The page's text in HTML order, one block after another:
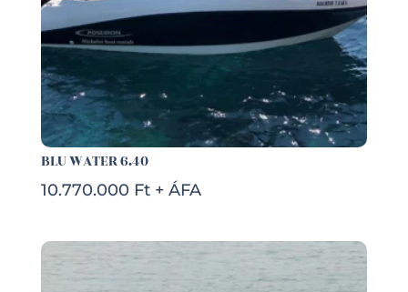
BLU WATER 6.40
10.770.000 Ft + ÁFA